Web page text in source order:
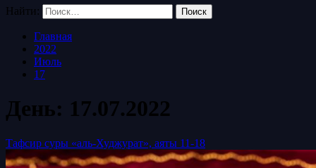
Найти:
Главная
2022
Июль
17
День: 17.07.2022
Тафсир суры «аль-Худжурат», аяты 11-18